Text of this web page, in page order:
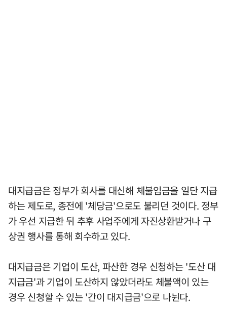
대지급금은 정부가 회사를 대신해 체불임금을 일단 지급
하는 제도로, 종전에 '체당금'으로도 불리던 것이다. 정부
가 우선 지급한 뒤 추후 사업주에게 자진상환받거나 구
상권 행사를 통해 회수하고 있다.
대지급금은 기업이 도산, 파산한 경우 신청하는 '도산 대
지급금'과 기업이 도산하지 않았더라도 체불액이 있는
경우 신청할 수 있는 '간이 대지급금'으로 나뉜다.